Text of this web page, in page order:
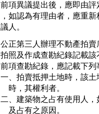
前項異議提出後，應即由
，如認為有理由者，應重
公正第三人辦理不動產拍
拍照及作成查勘紀錄記載
前項查勘紀錄，應記載下列
一、拍賣抵押土地時，該
    時，其權利者。
二、建築物之占有使用人